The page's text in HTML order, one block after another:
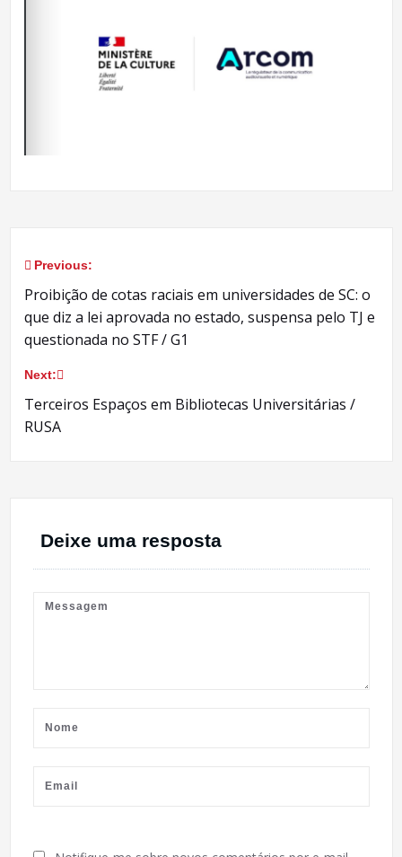
Navegação
de
Post
Previous:
Proibição de cotas raciais em universidades de SC: o
que diz a lei aprovada no estado, suspensa pelo TJ e
questionada no STF / G1
Next:
Terceiros Espaços em Bibliotecas Universitárias /
RUSA
Deixe uma resposta